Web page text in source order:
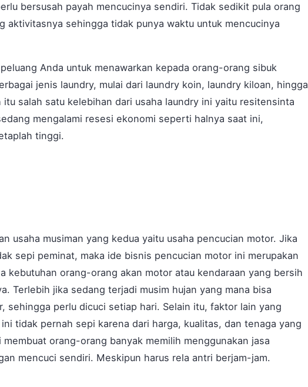
bersusah payah mencucinya sendiri. Tidak sedikit pula orang
aktivitasnya sehingga tidak punya waktu untuk mencucinya
Anda untuk menawarkan kepada orang-orang sibuk
jenis laundry, mulai dari laundry koin, laundry kiloan, hingga
salah satu kelebihan dari usaha laundry ini yaitu resitensinta
mengalami resesi ekonomi seperti halnya saat ini,
tinggi.
usaha musiman yang kedua yaitu usaha pencucian motor. Jika
sepi peminat, maka ide bisnis pencucian motor ini merupakan
kebutuhan orang-orang akan motor atau kendaraan yang bersih
Terlebih jika sedang terjadi musim hujan yang mana bisa
sehingga perlu dicuci setiap hari. Selain itu, faktor lain yang
tidak pernah sepi karena dari harga, kualitas, dan tenaga yang
orang-orang banyak memilih menggunakan jasa
mencuci sendiri. Meskipun harus rela antri berjam-jam.